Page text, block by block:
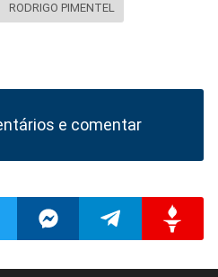
RODRIGO PIMENTEL
e comentar